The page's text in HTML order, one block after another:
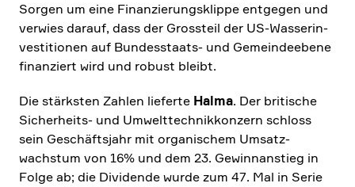
Sorgen um eine Finan­zie­rungs­klippe entgegen und
verwies darauf, dass der Gross­teil der US-Wasser­in­
ve­sti­tionen auf Bundes­staats- und Gemein­de­ebene
finan­ziert wird und robust bleibt.
Die stärk­sten Zahlen lieferte Halma. Der briti­sche
Sicher­heits- und Umwelt­tech­nik­kon­zern schloss
sein Geschäfts­jahr mit organi­schem Umsatz­
wachstum von 16% und dem 23. Gewinn­an­stieg in
Folge ab; die Dividende wurde zum 47. Mal in Serie